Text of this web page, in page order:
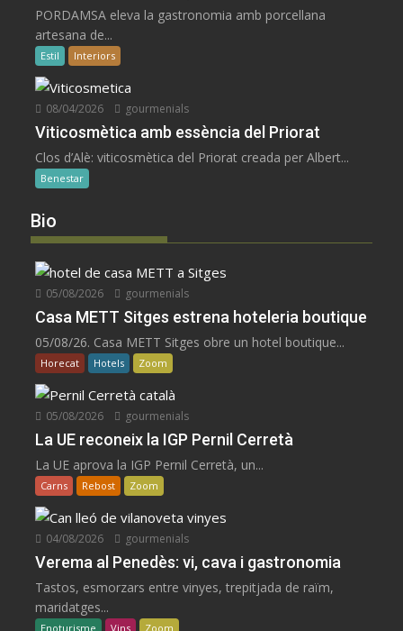
PORDAMSA eleva la gastronomia amb porcellana
artesana de...
Estil Interiors
08/04/2026 gourmenials
Viticosmètica amb essència del Priorat
Clos d’Alè: viticosmètica del Priorat creada per Albert...
Benestar
Bio
05/08/2026 gourmenials
Casa METT Sitges estrena hoteleria boutique
05/08/26. Casa METT Sitges obre un hotel boutique...
Horecat Hotels Zoom
05/08/2026 gourmenials
La UE reconeix la IGP Pernil Cerretà
La UE aprova la IGP Pernil Cerretà, un...
Carns Rebost Zoom
04/08/2026 gourmenials
Verema al Penedès: vi, cava i gastronomia
Tastos, esmorzars entre vinyes, trepitjada de raïm,
maridatges...
Enoturisme Vins Zoom